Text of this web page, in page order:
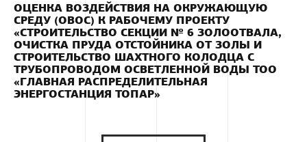
ОЦЕНКА ВОЗДЕЙСТВИЯ НА ОКРУЖАЮЩУЮ
СРЕДУ (ОВОС) К РАБОЧЕМУ ПРОЕКТУ
«СТРОИТЕЛЬСТВО СЕКЦИИ № 6 ЗОЛООТВАЛА,
ОЧИСТКА ПРУДА ОТСТОЙНИКА ОТ ЗОЛЫ И
СТРОИТЕЛЬСТВО ШАХТНОГО КОЛОДЦА С
ТРУБОПРОВОДОМ ОСВЕТЛЕННОЙ ВОДЫ ТОО
«ГЛАВНАЯ РАСПРЕДЕЛИТЕЛЬНАЯ
ЭНЕРГОСТАНЦИЯ ТОПАР»